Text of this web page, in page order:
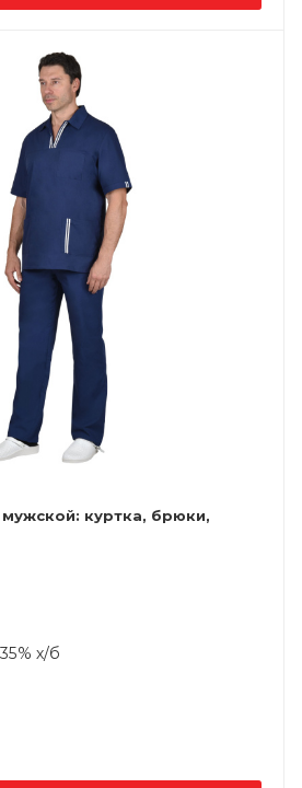
куртка, брюки,
х/б